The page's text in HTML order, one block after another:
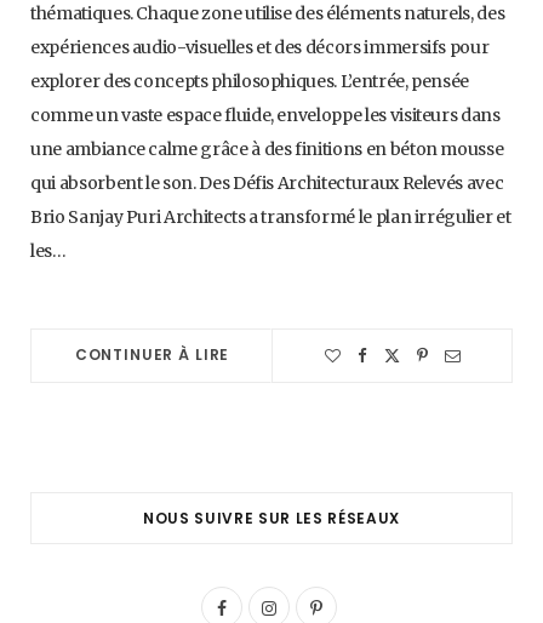
thématiques. Chaque zone utilise des éléments naturels, des
expériences audio-visuelles et des décors immersifs pour
explorer des concepts philosophiques. L’entrée, pensée
comme un vaste espace fluide, enveloppe les visiteurs dans
une ambiance calme grâce à des finitions en béton mousse
qui absorbent le son. Des Défis Architecturaux Relevés avec
Brio Sanjay Puri Architects a transformé le plan irrégulier et
les…
CONTINUER À LIRE
NOUS SUIVRE SUR LES RÉSEAUX
F
I
P